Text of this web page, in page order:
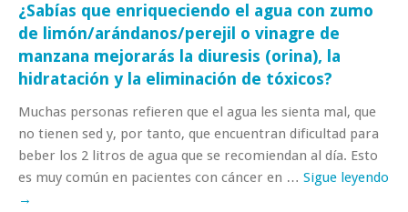
¿Sabías que enriqueciendo el agua con zumo
de limón/arándanos/perejil o vinagre de
manzana mejorarás la diuresis (orina), la
hidratación y la eliminación de tóxicos?
Muchas personas refieren que el agua les sienta mal, que
no tienen sed y, por tanto, que encuentran dificultad para
beber los 2 litros de agua que se recomiendan al día. Esto
es muy común en pacientes con cáncer en … Sigue leyendo
→